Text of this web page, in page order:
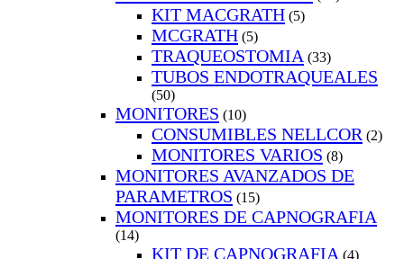
KIT MACGRATH (5)
MCGRATH (5)
TRAQUEOSTOMIA (33)
TUBOS ENDOTRAQUEALES
(50)
MONITORES (10)
CONSUMIBLES NELLCOR (2)
MONITORES VARIOS (8)
MONITORES AVANZADOS DE
PARAMETROS (15)
MONITORES DE CAPNOGRAFIA
(14)
KIT DE CAPNOGRAFIA (4)